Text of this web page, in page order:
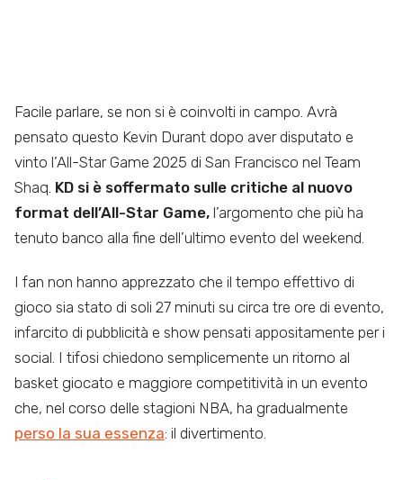
Facile parlare, se non si è coinvolti in campo. Avrà
pensato questo Kevin Durant dopo aver disputato e
vinto l’All-Star Game 2025 di San Francisco nel Team
Shaq. KD si è soffermato sulle critiche al nuovo
format dell’All-Star Game, l’argomento che più ha
tenuto banco alla fine dell’ultimo evento del weekend.
I fan non hanno apprezzato che il tempo effettivo di
gioco sia stato di soli 27 minuti su circa tre ore di evento,
infarcito di pubblicità e show pensati appositamente per i
social. I tifosi chiedono semplicemente un ritorno al
basket giocato e maggiore competitività in un evento
che, nel corso delle stagioni NBA, ha gradualmente
perso la sua essenza: il divertimento.